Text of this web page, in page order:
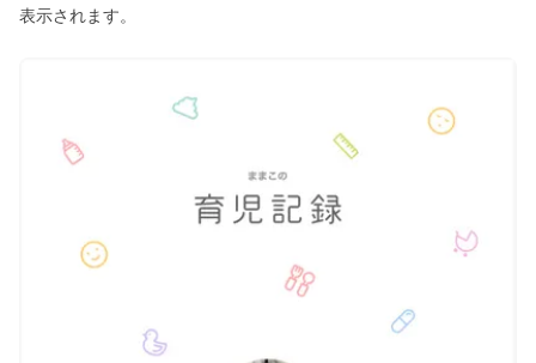
表示されます。